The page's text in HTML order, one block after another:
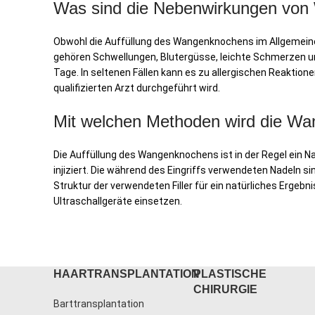
Was sind die Nebenwirkungen
Obwohl die Auffüllung des Wangenknochens im
gehören Schwellungen, Blutergüsse, leichte Schmerzen
Tage. In seltenen Fällen kann es zu allergischen
qualifizierten Arzt durchgeführt wird.
Mit welchen Methoden wird die
Die Auffüllung des Wangenknochens ist in der Regel
injiziert. Die während des Eingriffs verwendeten Nadeln
Struktur der verwendeten Filler für ein natürliches
Ultraschallgeräte einsetzen.
HAARTRANSPLANTATION
Barttransplantation
PLASTISCHE
CHIRURGIE